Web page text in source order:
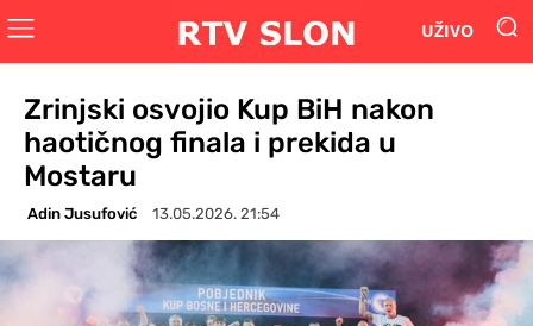
UŽIVO
Zrinjski osvojio Kup BiH nakon
haotičnog finala i prekida u
Mostaru
Adin Jusufović 13.05.2026. 21:54